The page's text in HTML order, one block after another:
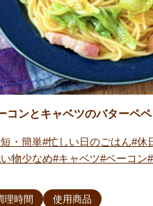
コンとキャベツのバターペ
・簡単 忙しい日のごはん 休
物少なめ キャベツ ベーコン
理時間 使用商品